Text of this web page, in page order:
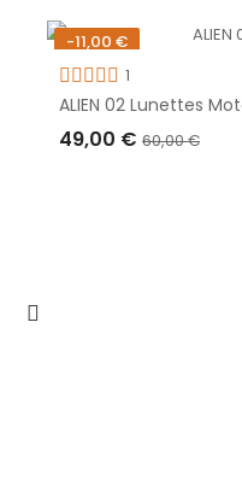
-11,00 €
Rupture de stock
1
ALIEN 02 Lunettes
49,00 € 60,00 €